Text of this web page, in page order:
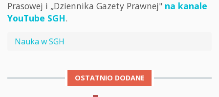
Prasowej i „Dziennika Gazety Prawnej" na kanale
YouTube SGH.
Nauka w SGH
OSTATNIO DODANE